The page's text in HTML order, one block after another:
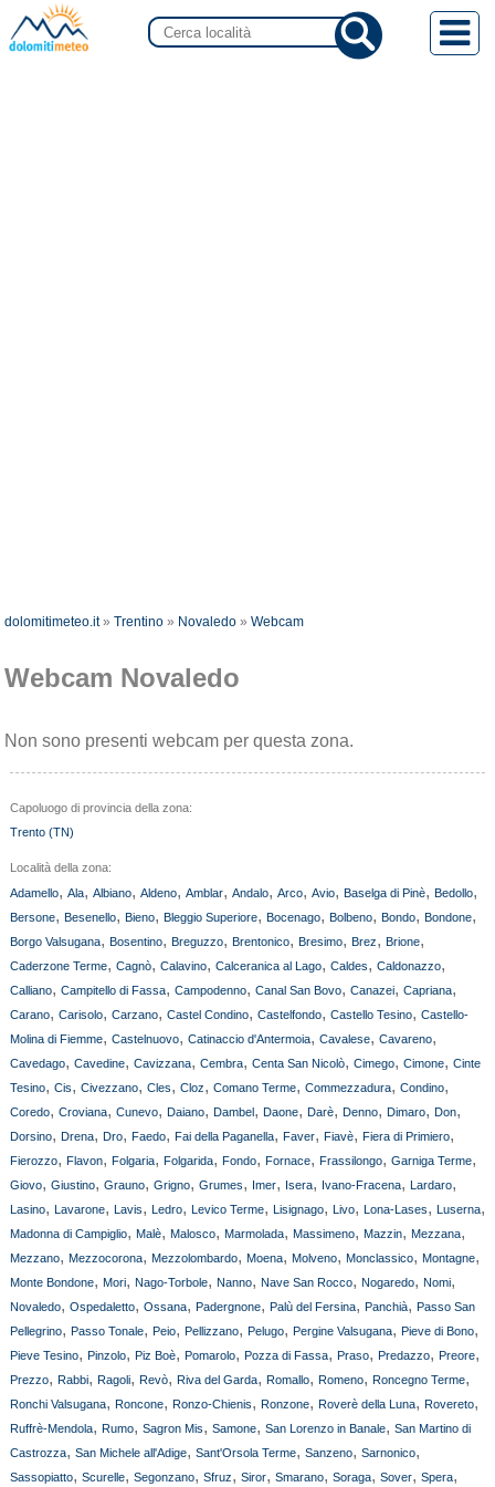
dolomitimeteo.it»Trentino » Novaledo »Webcam
Webcam Novaledo
Non sono presenti webcam per questa zona.
Capoluogo di provincia della zona:
Trento (TN)
Località della zona:
Adamello, Ala, Albiano, Aldeno, Amblar, Andalo, Arco, Avio, Baselga di Pinè, Bedollo,
Bersone, Besenello, Bieno, Bleggio Superiore, Bocenago, Bolbeno, Bondo, Bondone,
Borgo Valsugana, Bosentino, Breguzzo, Brentonico, Bresimo, Brez, Brione,
Caderzone Terme, Cagnò, Calavino, Calceranica al Lago, Caldes, Caldonazzo,
Calliano, Campitello di Fassa, Campodenno, Canal San Bovo, Canazei, Capriana,
Carano, Carisolo, Carzano, Castel Condino, Castelfondo, Castello Tesino, Castello-
Molina di Fiemme, Castelnuovo, Catinaccio d'Antermoia, Cavalese, Cavareno,
Cavedago, Cavedine, Cavizzana, Cembra, Centa San Nicolò, Cimego, Cimone, Cinte
Tesino, Cis, Civezzano, Cles, Cloz, Comano Terme, Commezzadura, Condino,
Coredo, Croviana, Cunevo, Daiano, Dambel, Daone, Darè, Denno, Dimaro, Don,
Dorsino, Drena, Dro, Faedo, Fai della Paganella, Faver, Fiavè, Fiera di Primiero,
Fierozzo, Flavon, Folgaria, Folgarida, Fondo, Fornace, Frassilongo, Garniga Terme,
Giovo, Giustino, Grauno, Grigno, Grumes, Imer, Isera, Ivano-Fracena, Lardaro,
Lasino, Lavarone, Lavis, Ledro, Levico Terme, Lisignago, Livo, Lona-Lases, Luserna,
Madonna di Campiglio, Malè, Malosco, Marmolada, Massimeno, Mazzin, Mezzana,
Mezzano, Mezzocorona, Mezzolombardo, Moena, Molveno, Monclassico, Montagne,
Monte Bondone, Mori, Nago-Torbole, Nanno, Nave San Rocco, Nogaredo, Nomi,
Novaledo, Ospedaletto, Ossana, Padergnone, Palù del Fersina, Panchià, Passo San
Pellegrino, Passo Tonale, Peio, Pellizzano, Pelugo, Pergine Valsugana, Pieve di Bono,
Pieve Tesino, Pinzolo, Piz Boè, Pomarolo, Pozza di Fassa, Praso, Predazzo, Preore,
Prezzo, Rabbi, Ragoli, Revò, Riva del Garda, Romallo, Romeno, Roncegno Terme,
Ronchi Valsugana, Roncone, Ronzo-Chienis, Ronzone, Roverè della Luna, Rovereto,
Ruffrè-Mendola, Rumo, Sagron Mis, Samone, San Lorenzo in Banale, San Martino di
Castrozza, San Michele all'Adige, Sant'Orsola Terme, Sanzeno, Sarnonico,
Sassopiatto, Scurelle, Segonzano, Sfruz, Siror, Smarano, Soraga, Sover, Spera,